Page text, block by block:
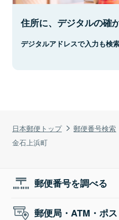
日本郵便トップ 郵便番号検索
金石上浜町
住所に、デジタルの確
デジタルアドレスで入力も検
郵便番号を調べる
郵便局・ATM・ポ